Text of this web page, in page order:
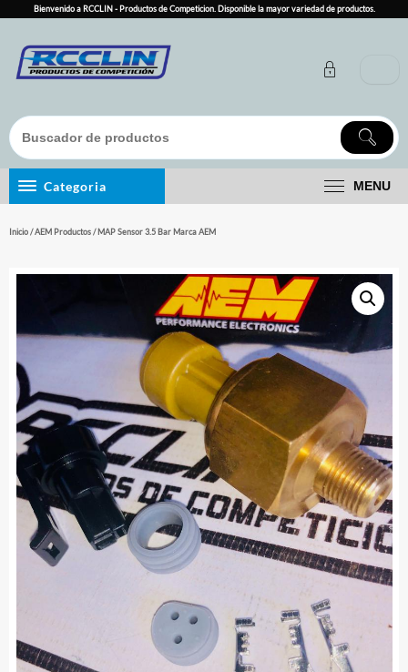
content
Bienvenido a RCCLIN - Productos de Competicion. Disponible la mayor variedad de productos.
Categoria MENU
Inicio/AEM Productos/ MAP Sensor 3.5 Bar Marca AEM